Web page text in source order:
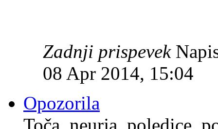
Zadnji prispevek
08 Apr 2014, 15:04
Opozorila